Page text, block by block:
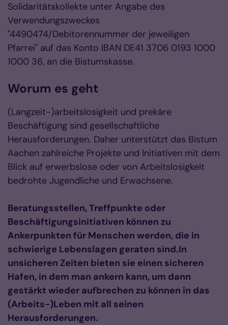
Solidaritätskollekte unter Angabe des
Verwendungszweckes
"4490474/Debitorennummer der jeweiligen
Pfarrei" auf das Konto IBAN DE41 3706 0193 1000
1000 36, an die Bistumskasse.
Worum es geht
(Langzeit-)arbeitslosigkeit und prekäre
Beschäftigung sind gesellschaftliche
Herausforderungen. Daher unterstützt das Bistum
Aachen zahlreiche Projekte und Initiativen mit dem
Blick auf erwerbslose oder von Arbeitslosigkeit
bedrohte Jugendliche und Erwachsene.
Beratungsstellen, Treffpunkte oder
Beschäftigungsinitiativen können zu
Ankerpunkten für Menschen werden, die in
schwierige Lebenslagen geraten sind.In
unsicheren Zeiten bieten sie einen sicheren
Hafen, in dem man ankern kann, um dann
gestärkt wieder aufbrechen zu können in das
(Arbeits-)Leben mit all seinen
Herausforderungen.